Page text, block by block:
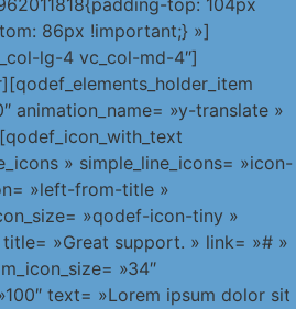
top: 104px
86px !important;} »]
lg-4 vc_col-md-4″]
animation_name= »y-translate »
» simple_line_icons= »icon-
»left-from-title »
»qodef-icon-tiny »
»Great support. » link= »# »
»34″
text= »Lorem ipsum dolor sit